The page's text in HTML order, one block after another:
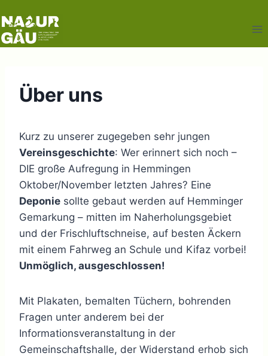
Inhalt
springen
Über uns
Kurz zu unserer zugegeben sehr jungen
Vereinsgeschichte: Wer erinnert sich noch –
DIE große Aufregung in Hemmingen
Oktober/November letzten Jahres? Eine
Deponie sollte gebaut werden auf Hemminger
Gemarkung – mitten im Naherholungsgebiet
und der Frischluftschneise, auf besten Äckern
mit einem Fahrweg an Schule und Kifaz vorbei!
Unmöglich, ausgeschlossen!
Mit Plakaten, bemalten Tüchern, bohrenden
Fragen unter anderem bei der
Informationsveranstaltung in der
Gemeinschaftshalle, der Widerstand erhob sich